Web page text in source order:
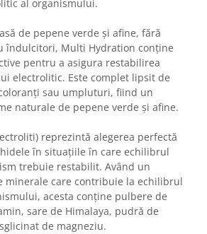
al organismului.
de pepene verde și afine, fără
îndulcitori, Multi Hydration conține
pentru a asigura restabilirea
electrolitic. Este complet lipsit de
sau umpluturi, fiind un
naturale de pepene verde și afine.
reprezintă alegerea perfectă
în situațiile în care echilibrul
trebuie restabilit. Având un
minerale care contribuie la echilibrul
acesta conține pulbere de
sare de Himalaya, pudră de
de magneziu.